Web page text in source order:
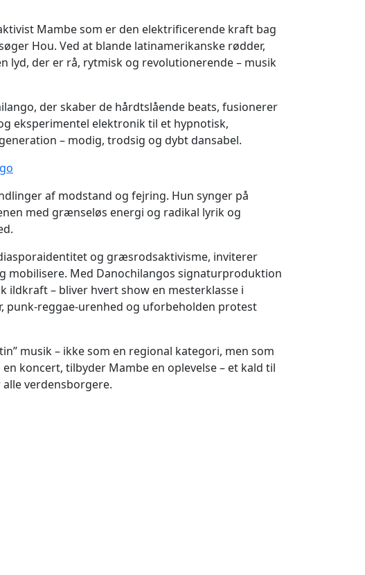
Mambe som er den elektrificerende kraft bag
Hou. Ved at blande latinamerikanske rødder,
lyd, der er rå, rytmisk og revolutionerende – musik
der skaber de hårdtslående beats, fusionerer
eksperimentel elektronik til et hypnotisk,
– modig, trodsig og dybt dansabel.
af modstand og fejring. Hun synger på
med grænseløs energi og radikal lyrik og
og græsrodsaktivisme, inviterer
mobilisere. Med Danochilangos signaturproduktion
– bliver hvert show en mesterklasse i
punk-reggae-urenhed og uforbeholden protest
musik – ikke som en regional kategori, men som
koncert, tilbyder Mambe en oplevelse – et kald til
verdensborgere.